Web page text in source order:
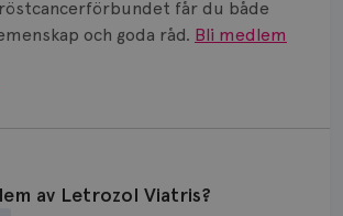
får du både
och goda råd. Bli medlem
av Letrozol Viatris?